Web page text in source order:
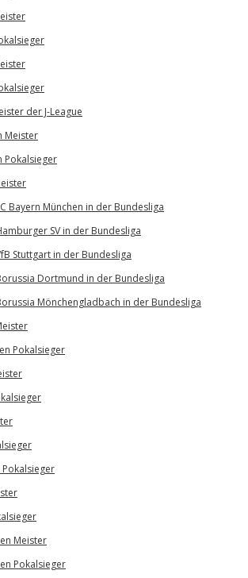
der J-League
Meister
Pokalsieger
Bayern München in der Bundesliga
SV in der Bundesliga
Stuttgart in der Bundesliga
Dortmund in der Bundesliga
Mönchengladbach in der Bundesliga
Pokalsieger
Meister
Pokalsieger